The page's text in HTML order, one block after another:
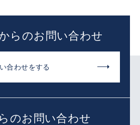
らのお問い合わせ
合わせをする
のお問い合わせ